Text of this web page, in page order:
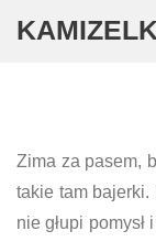
Zima za pasem,
takie tam bajerki.
nie głupi